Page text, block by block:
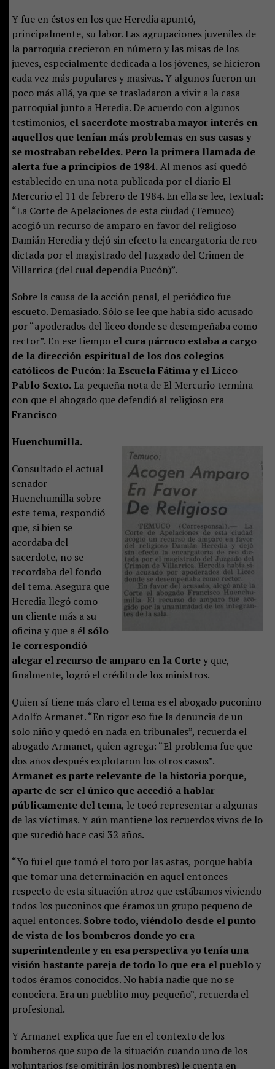
Y fue en éstos en los que Heredia apuntó,
principalmente, su labor. Las agrupaciones juveniles de
la parroquia crecieron en número y las misas de los
jueves, especialmente dedicada a los jóvenes, se hicieron
cada vez más populares y masivas. Y algunos fueron un
poco más allá, ya que se trasladaron a vivir a la casa
parroquial junto a Heredia. De acuerdo con algunos
testimonios, el sacerdote mostraba mayor interés en
aquellos que tenían más problemas en sus casas y
se mostraban rebeldes. Pero la primera llamada de
alerta fue a principios de 1984.Al menos así quedó
establecido en una nota publicada por el diario El
Mercurio el 11 de febrero de 1984. En ella se lee, textual:
“La Corte de Apelaciones de esta ciudad (Temuco)
acogió un recurso de amparo en favor del religioso
Damián Heredia y dejó sin efecto la encargatoria de reo
dictada por el magistrado del Juzgado del Crimen de
Villarrica (del cual dependía Pucón)”.
Sobre la causa de la acción penal, el periódico fue
escueto. Demasiado. Sólo se lee que había sido acusado
por “apoderados del liceo donde se desempeñaba como
rector”. En ese tiempoel cura párroco estaba a cargo
de la dirección espiritual de los dos colegios
católicos de Pucón: la Escuela Fátima y el Liceo
Pablo Sexto.La pequeña nota de El Mercurio termina
con que el abogado que defendió al religioso era
Francisco
Huenchumilla.
Consultado el actual
senador
Huenchumilla sobre
este tema, respondió
que, si bien se
acordaba del
sacerdote, no se
recordaba del fondo
del tema. Asegura que
Heredia llegó como
un cliente más a su
oficina y que a él sólo
le correspondió
alegar el recurso de amparo en la Cortey que,
finalmente, logró el crédito de los ministros.
Quien sí tiene más claro el tema es el abogado puconino
Adolfo Armanet. “En rigor eso fue la denuncia de un
solo niño y quedó en nada en tribunales”, recuerda el
abogado Armanet, quien agrega: “El problema fue que
dos años después explotaron los otros casos”.
Armanet es parte relevante de la historia porque,
aparte de ser el único que accedió a hablar
públicamente del tema, le tocó representar a algunas
de las víctimas. Y aún mantiene los recuerdos vivos de lo
que sucedió hace casi 32 años.
“Yo fui el que tomó el toro por las astas, porque había
que tomar una determinación en aquel entonces
respecto de esta situación atroz que estábamos viviendo
todos los puconinos que éramos un grupo pequeño de
aquel entonces. Sobre todo, viéndolo desde el punto
de vista de los bomberos donde yo era
superintendente y en esa perspectiva yo tenía una
visión bastante pareja de todo lo que era el puebloy
todos éramos conocidos. No había nadie que no se
conociera. Era un pueblito muy pequeño”, recuerda el
profesional.
Y Armanet explica que fue en el contexto de los
bomberos que supo de la situación cuando uno de los
voluntarios (se omitirán los nombres) le cuenta en